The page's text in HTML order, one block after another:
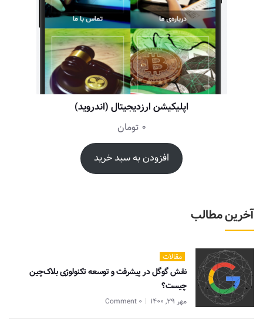
اپلیکیشن ارزدیجیتال (اندروید)
0 تومان
افزودن به سبد خرید
آخرین مطالب
مقالات
نقش گوگل در پیشرفت و توسعه تکنولوژی بلاک‌چین
چیست؟
مهر 29, 1400 0 Comment